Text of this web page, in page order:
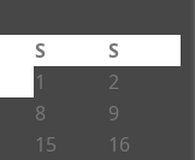
S
S
1
2
8
9
15 16